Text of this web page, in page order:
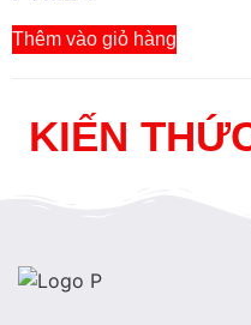
Thêm vào giỏ hàng
KIẾN